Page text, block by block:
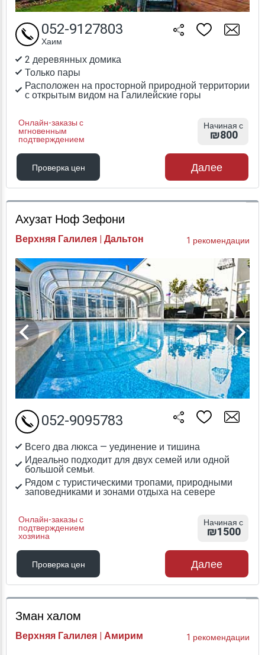
2 деревянных домика
Только пары
Расположен на просторной природной территории
с открытым видом на Галилейские горы
Онлайн-заказы с
мгновенным
подтверждением
052-9127803
Хаим
Начиная с
₪800
Проверка цен
Проверка цен
Далее
Ахузат Ноф Зефони
Верхняя Галилея | Дальтон 1 рекомендации
Всего два люкса — уединение и тишина
Идеально подходит для двух семей или одной
большой семьи.
Рядом с туристическими тропами, природными
заповедниками и зонами отдыха на севере
Онлайн-заказы с
подтверждением
хозяина
052-9095783
Начиная с
₪1500
Проверка цен
Проверка цен
Далее
Зман халом
Верхняя Галилея | Амирим 1 рекомендации